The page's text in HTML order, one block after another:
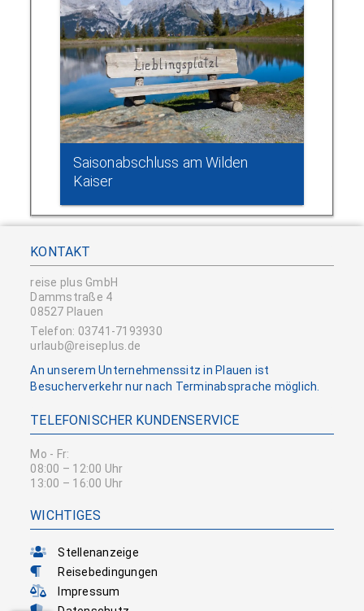
Saisonabschluss am Wilden
Kaiser
KONTAKT
reise plus GmbH
Dammstraße 4
08527 Plauen
Telefon: 03741-7193930
urlaub@reiseplus.de
An unserem Unternehmenssitz in Plauen ist
Besucherverkehr nur nach Terminabsprache möglich.
TELEFONISCHER KUNDENSERVICE
Mo - Fr:
08:00 – 12:00 Uhr
13:00 – 16:00 Uhr
WICHTIGES
Stellenanzeige
Reisebedingungen
Impressum